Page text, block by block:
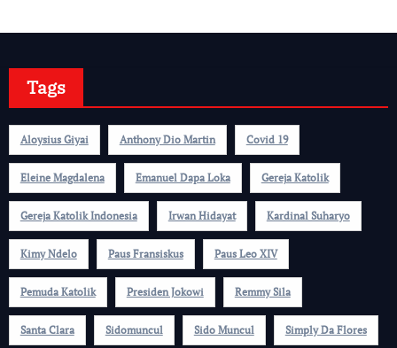
Tags
Aloysius Giyai Anthony Dio Martin Covid 19
Eleine Magdalena Emanuel Dapa Loka Gereja Katolik
Gereja Katolik Indonesia Irwan Hidayat Kardinal Suharyo
Kimy Ndelo Paus Fransiskus Paus Leo XIV
Pemuda Katolik Presiden Jokowi Remmy Sila
Santa Clara Sidomuncul Sido Muncul Simply Da Flores